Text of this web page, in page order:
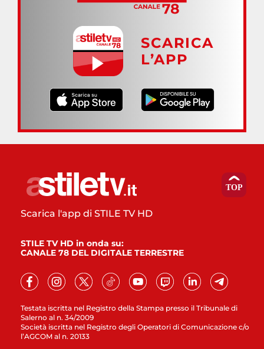
SCARICA
L’APP
Testata iscritta nel Registro della Stampa presso il Tribunale di
Salerno al n. 34/2009
Società iscritta nel Registro degli Operatori di Comunicazione c/o
l’AGCOM al n. 20133
Scarica l'app di STILE TV HD
STILE TV HD in onda su:
CANALE 78 DEL DIGITALE TERRESTRE